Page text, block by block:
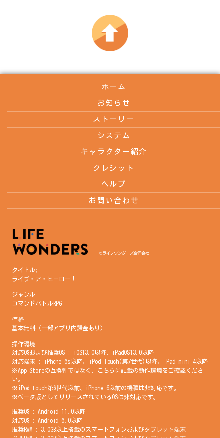
ホーム
お知らせ
ストーリー
システム
キャラクター紹介
クレジット
ヘルプ
お問い合わせ
©ライフワンダーズ合同会社
タイトル;
ライブ・ア・ヒーロー！
ジャンル
コマンドバトルRPG
価格
基本無料（一部アプリ内課金あり）
操作環境
対応OSおよび推奨OS : iOS13.0以降、iPadOS13.0以降
対応端末 : iPhone 6s以降, iPod Touch(第7世代)以降, iPad mini 4以降
※App Storeの互換性ではなく、こちらに記載の動作環境をご確認くださ
い。
※iPod touch第6世代以前、iPhone 6以前の機種は非対応です。
※ベータ版としてリリースされているOSは非対応です。
推奨OS : Android 11.0以降
対応OS : Android 6.0以降
推奨RAM : 3.0GB以上搭載のスマートフォンおよびタブレット端末